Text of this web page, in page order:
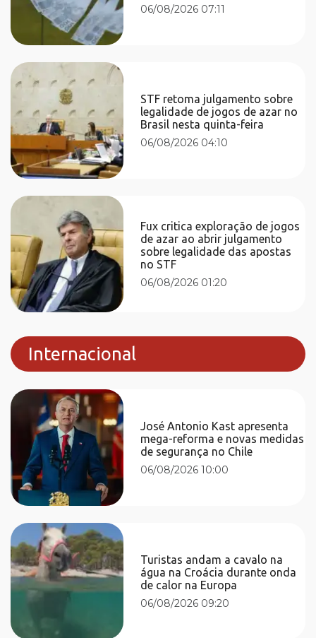
06/08/2026 07:11
STF retoma julgamento sobre
legalidade de jogos de azar no
Brasil nesta quinta-feira
06/08/2026 04:10
Fux critica exploração de jogos
de azar ao abrir julgamento
sobre legalidade das apostas
no STF
06/08/2026 01:20
Internacional
José Antonio Kast apresenta
mega-reforma e novas medidas
de segurança no Chile
06/08/2026 10:00
Turistas andam a cavalo na
água na Croácia durante onda
de calor na Europa
06/08/2026 09:20